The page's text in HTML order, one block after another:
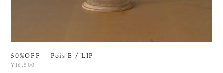
50%OFF Pois E / LIP
¥16,500